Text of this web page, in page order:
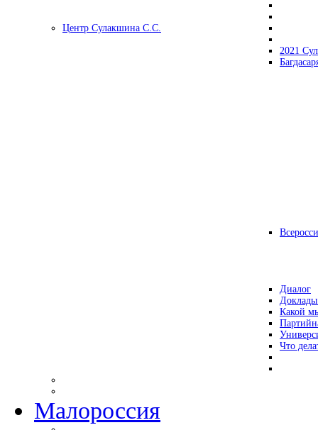
Центр Сулакшина С.С.
2021
Диалог
Какой
Что
Малороссия